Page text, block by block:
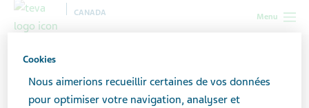
Menu
CANADA
Canada
Cookies
Nous aimerions recueillir certaines de vos données
pour optimiser votre navigation, analyser et